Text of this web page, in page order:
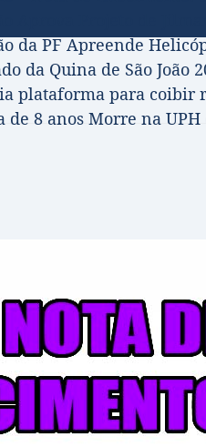
da PF Apreende
da Quina de São João
plataforma para coibir
de 8 anos Morre na